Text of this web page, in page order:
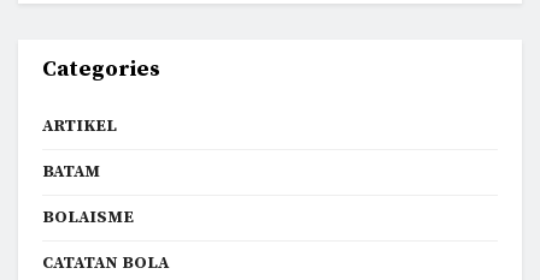
Categories
ARTIKEL
BATAM
BOLAISME
CATATAN BOLA